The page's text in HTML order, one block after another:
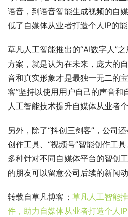
语音，到语音智能生成视频的自
低了自媒体从业者打造个人IP的
草凡人工智能推出的“AI数字人”
方案，就是认为在未来，庞大的
音和真实形象才是最独一无二的
客”坚持以使用用户自己的声音和
人工智能技术提升自媒体从业者
另外，除了“抖创三剑客”，公司
创作工具、“视频号”智能创作工
多种针对不同自媒体平台的智创
的朋友可以留意公司后续的新闻动
转载自草凡博客； 草凡人工智能
件，助力自媒体从业者打造个人